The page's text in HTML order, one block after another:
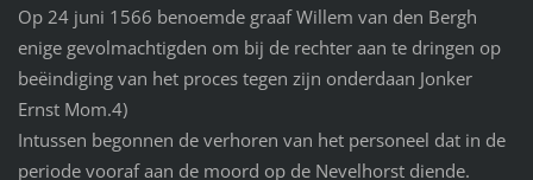
Op 24 juni 1566 benoemde graaf Willem van den Bergh
enige gevolmachtigden om bij de rechter aan te dringen op
beëindiging van het proces tegen zijn onderdaan Jonker
Ernst Mom.4)
Intussen begonnen de verhoren van het personeel dat in de
periode vooraf aan de moord op de Nevelhorst diende.